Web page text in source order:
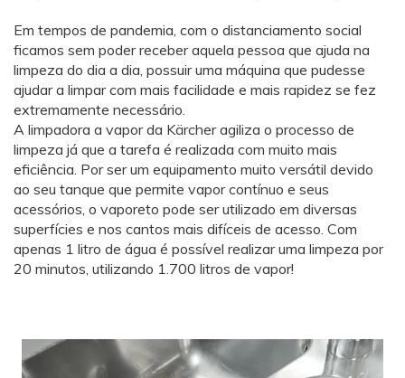
Em tempos de pandemia, com o distanciamento social
ficamos sem poder receber aquela pessoa que ajuda na
limpeza do dia a dia, possuir uma máquina que pudesse
ajudar a limpar com mais facilidade e mais rapidez se fez
extremamente necessário.
A limpadora a vapor da Kärcher agiliza o processo de
limpeza já que a tarefa é realizada com muito mais
eficiência. Por ser um equipamento muito versátil devido
ao seu tanque que permite vapor contínuo e seus
acessórios, o vaporeto pode ser utilizado em diversas
superfícies e nos cantos mais difíceis de acesso. Com
apenas 1 litro de água é possível realizar uma limpeza por
20 minutos, utilizando 1.700 litros de vapor!